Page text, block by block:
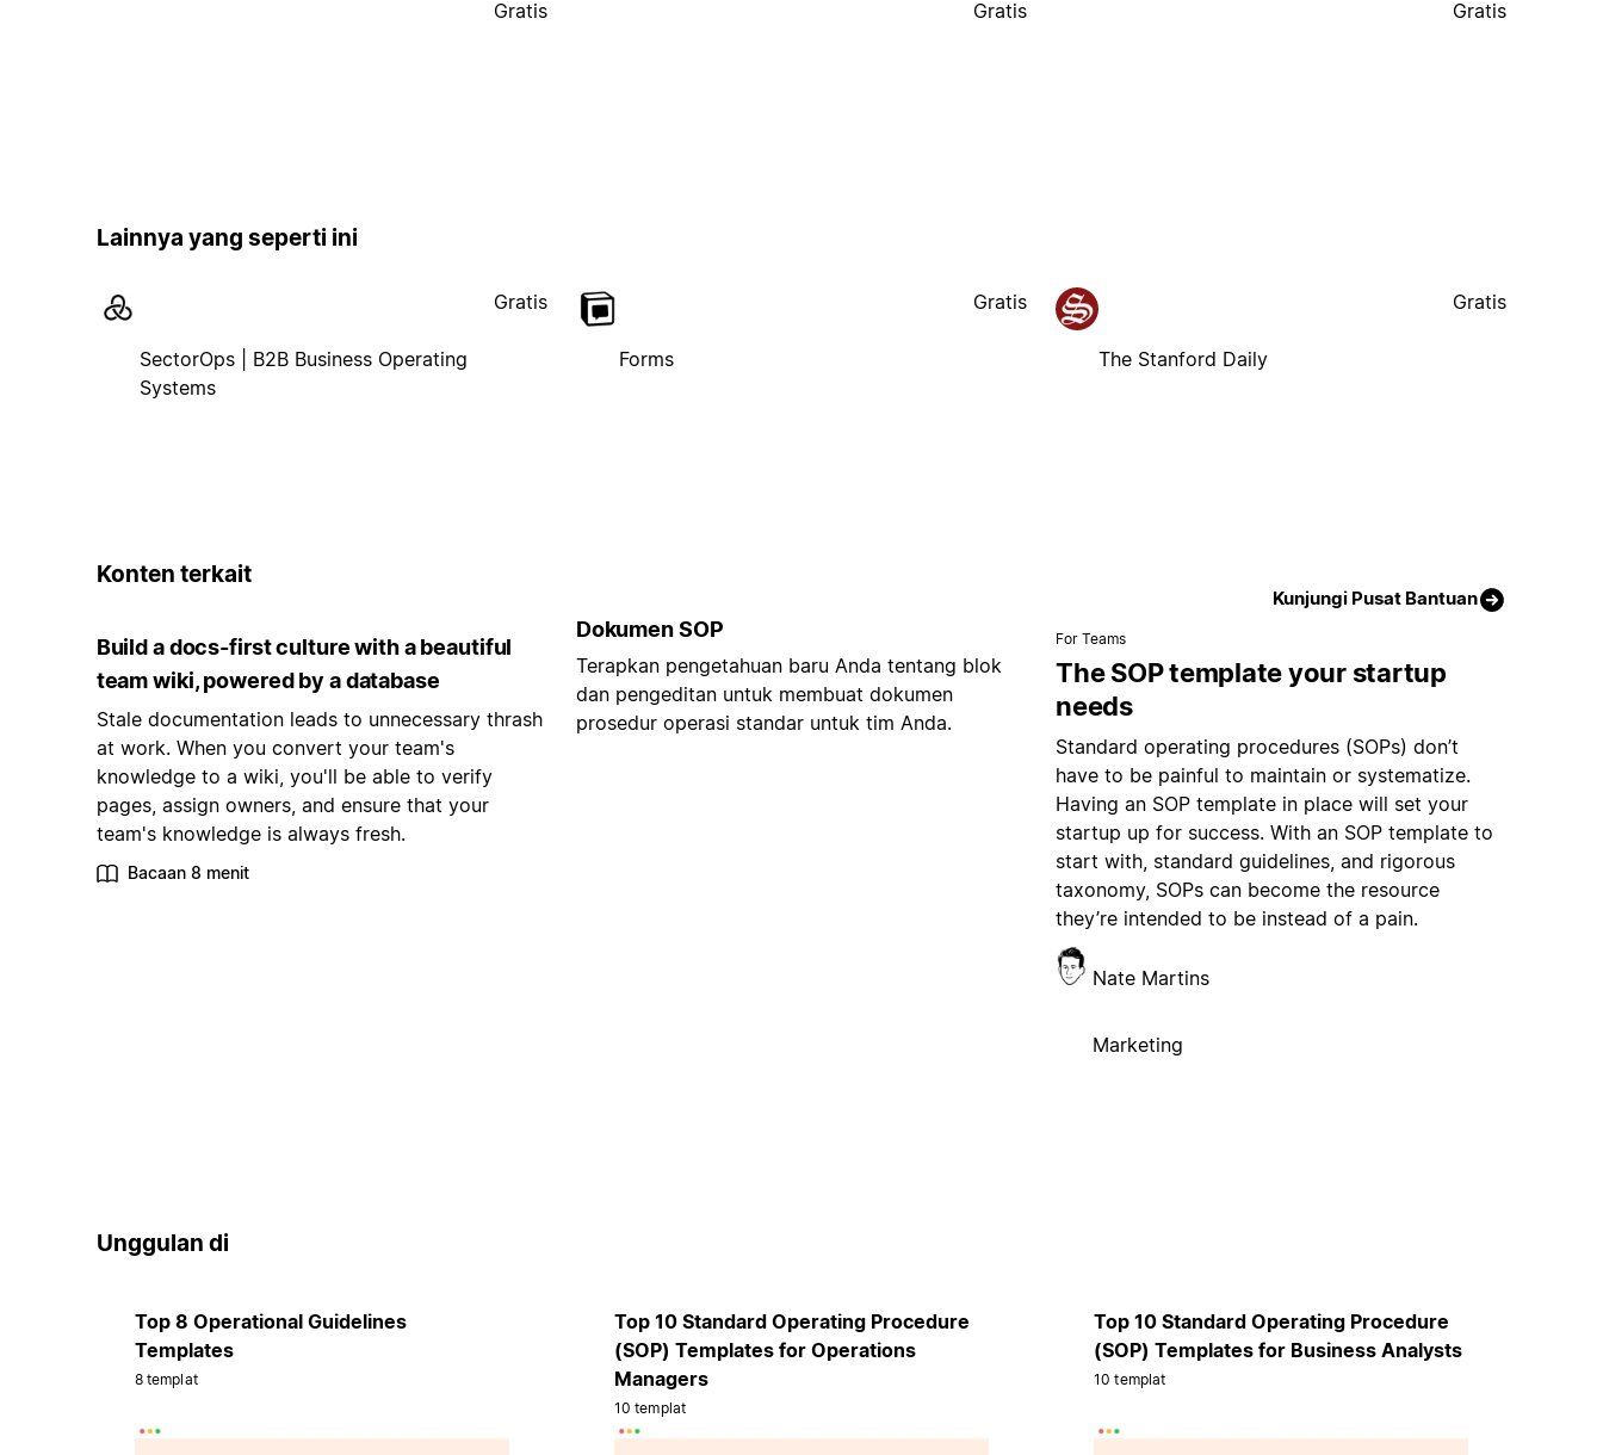
Gratis Gratis Gratis
Lainnya yang seperti ini
SectorOps | B2B Business Operating
Systems
Gratis
Forms
Gratis
The Stanford Daily
Gratis
Konten terkait
Kunjungi Pusat Bantuan
Build a docs-first culture with a beautiful
team wiki, powered by a database
Stale documentation leads to unnecessary thrash
at work. When you convert your team's
knowledge to a wiki, you'll be able to verify
pages, assign owners, and ensure that your
team's knowledge is always fresh.
Bacaan 8 menit
Dokumen SOP
Terapkan pengetahuan baru Anda tentang blok
dan pengeditan untuk membuat dokumen
prosedur operasi standar untuk tim Anda.
For Teams
The SOP template your startup
needs
Standard operating procedures (SOPs) don’t
have to be painful to maintain or systematize.
Having an SOP template in place will set your
startup up for success. With an SOP template to
start with, standard guidelines, and rigorous
taxonomy, SOPs can become the resource
they’re intended to be instead of a pain.
Nate Martins
Marketing
Unggulan di
Top 8 Operational Guidelines
Templates
8 templat
Top 10 Standard Operating Procedure
(SOP) Templates for Operations
Managers
10 templat
Top 10 Standard Operating Procedure
(SOP) Templates for Business Analysts
10 templat